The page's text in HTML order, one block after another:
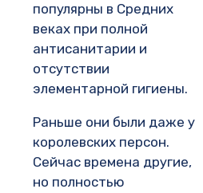
популярны в Средних
веках при полной
антисанитарии и
отсутствии
элементарной гигиены.
Раньше они были даже у
королевских персон.
Сейчас времена другие,
но полностью